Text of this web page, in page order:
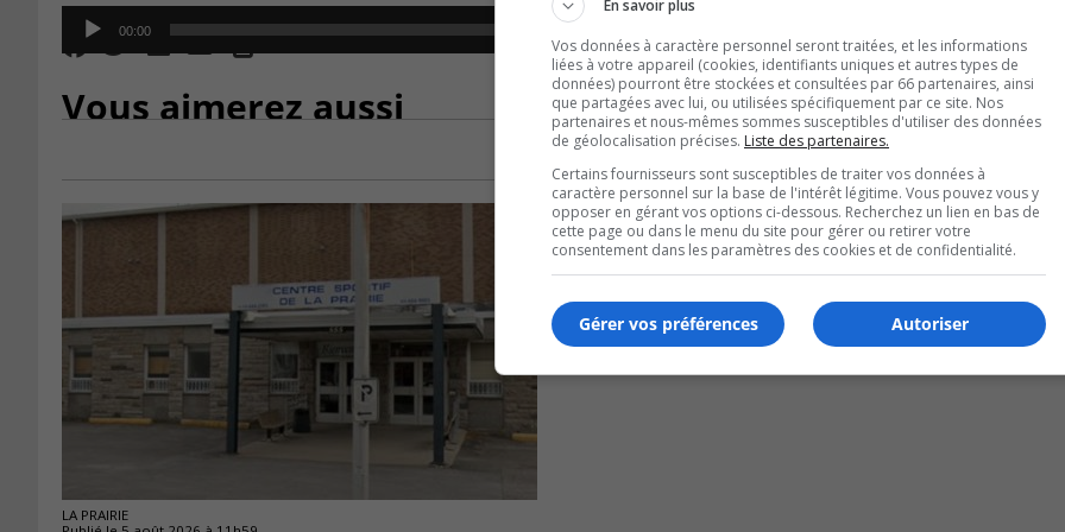
Audio
Player
00:00
Vous aimerez aussi
LA PRAIRIE
En savoir plus
Vos données à caractère personnel seront traitées, et les informations
liées à votre appareil (cookies, identifiants uniques et autres types de
données) pourront être stockées et consultées par 66 partenaires, ainsi
que partagées avec lui, ou utilisées spécifiquement par ce site. Nos
partenaires et nous-mêmes sommes susceptibles d'utiliser des données
de géolocalisation précises. Liste des partenaires.
Certains fournisseurs sont susceptibles de traiter vos données à
caractère personnel sur la base de l'intérêt légitime. Vous pouvez vous y
opposer en gérant vos options ci-dessous. Recherchez un lien en bas de
cette page ou dans le menu du site pour gérer ou retirer votre
consentement dans les paramètres des cookies et de confidentialité.
Autoriser
Gérer vos préférences